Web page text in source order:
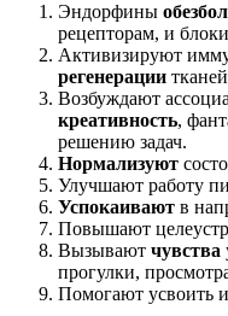
Эндорфины
рецепторам, и
Активизируют
регенерации
Возбуждают
креативность,
решению задач.
Нормализуют
Улучшают работу
Успокаивают в
Повышают
Вызывают чувства
прогулки,
Помогают усвоить